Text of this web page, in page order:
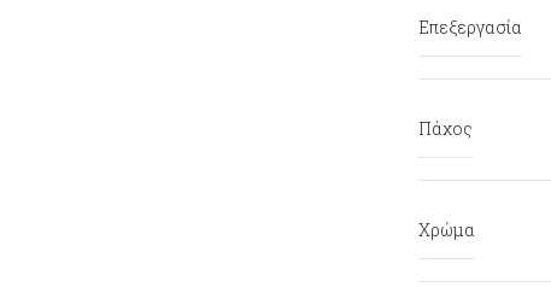
Επεξεργασία
Πάχος
Χρώμα